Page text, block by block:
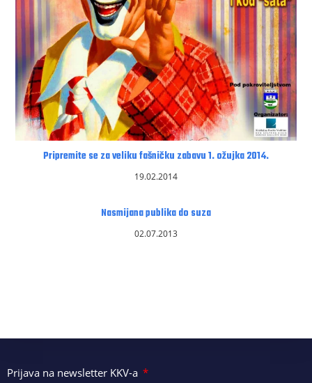
Pripremite se za veliku fašničku zabavu 1. ožujka 2014.
19.02.2014
Nasmijana publika do suza
02.07.2013
Prijava na newsletter KKV-a